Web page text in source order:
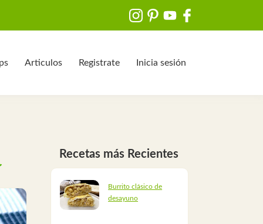
Articulos Registrate Inicia sesión
Recetas más Recientes
Burrito clásico de
desayuno